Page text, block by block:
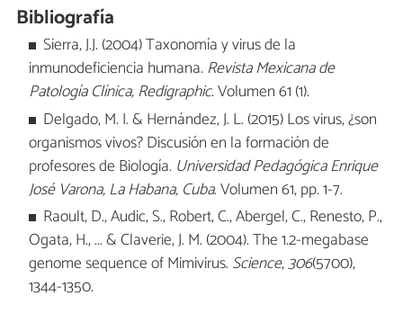
Bibliografía
Sierra, J.J. (2004) Taxonomía y virus de la
inmunodeficiencia humana. Revista Mexicana de
Patología Clínica, Redigraphic. Volumen 61 (1).
Delgado, M. I. & Hernández, J. L. (2015) Los virus, ¿son
organismos vivos? Discusión en la formación de
profesores de Biología. Universidad Pedagógica Enrique
José Varona, La Habana, Cuba. Volumen 61, pp. 1-7.
Raoult, D., Audic, S., Robert, C., Abergel, C., Renesto, P.,
Ogata, H., ... & Claverie, J. M. (2004). The 1.2-megabase
genome sequence of Mimivirus. Science,306(5700),
1344-1350.